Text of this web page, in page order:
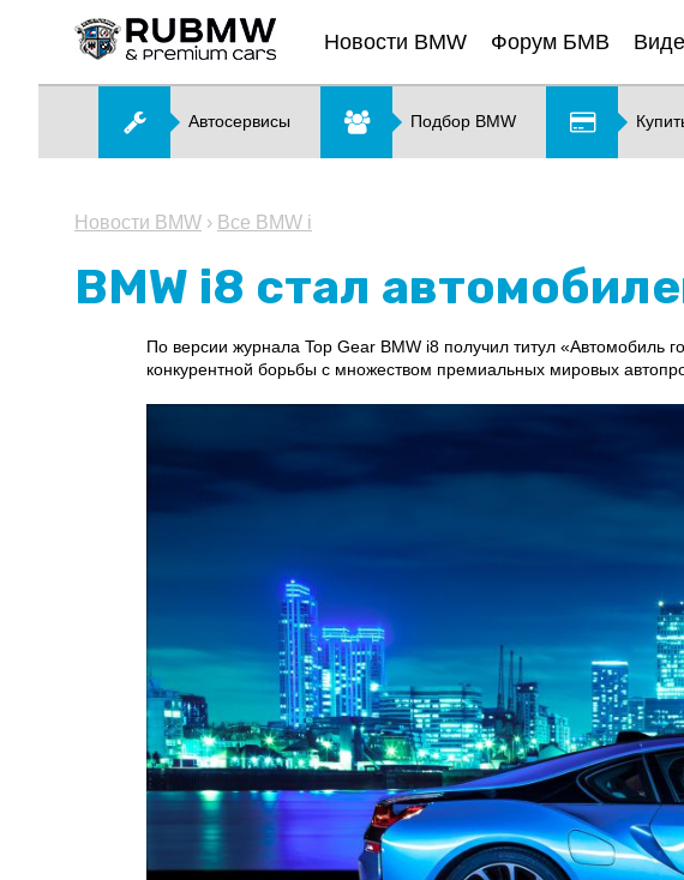
Новости BMW Форум БМВ
Автосервисы Подбор BMW
Новости BMW › Все BMW i
BMW i8 стал
По версии журнала Top Gear BMW i8 получил титул «Автомобиль
конкурентной борьбы с множеством премиальных мировых